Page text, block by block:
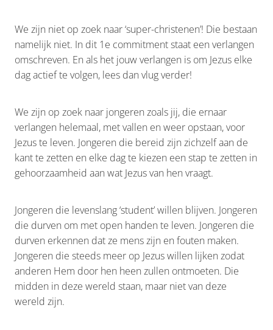
We zijn niet op zoek naar ‘super-christenen’! Die bestaan
namelijk niet. In dit 1e commitment staat een verlangen
omschreven. En als het jouw verlangen is om Jezus elke
dag actief te volgen, lees dan vlug verder!
We zijn op zoek naar jongeren zoals jij, die ernaar
verlangen helemaal, met vallen en weer opstaan, voor
Jezus te leven. Jongeren die bereid zijn zichzelf aan de
kant te zetten en elke dag te kiezen een stap te zetten in
gehoorzaamheid aan wat Jezus van hen vraagt.
Jongeren die levenslang ‘student’ willen blijven. Jongeren
die durven om met open handen te leven. Jongeren die
durven erkennen dat ze mens zijn en fouten maken.
Jongeren die steeds meer op Jezus willen lijken zodat
anderen Hem door hen heen zullen ontmoeten. Die
midden in deze wereld staan, maar niet van deze
wereld zijn.